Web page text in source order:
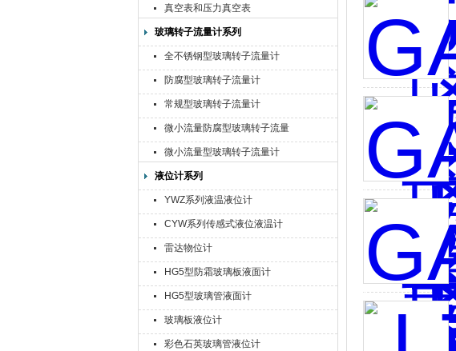
真空表和压力真空表
玻璃转子流量计系列
全不锈钢型玻璃转子流量计
防腐型玻璃转子流量计
常规型玻璃转子流量计
微小流量防腐型玻璃转子流量
计
微小流量型玻璃转子流量计
液位计系列
YWZ系列液温液位计
CYW系列传感式液位液温计
雷达物位计
HG5型防霜玻璃板液面计
HG5型玻璃管液面计
玻璃板液位计
彩色石英玻璃管液位计